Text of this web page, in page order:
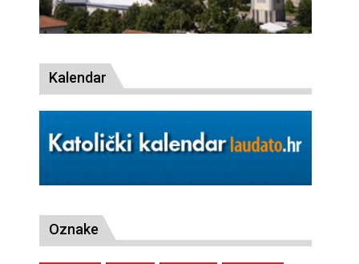
Kalendar
Oznake